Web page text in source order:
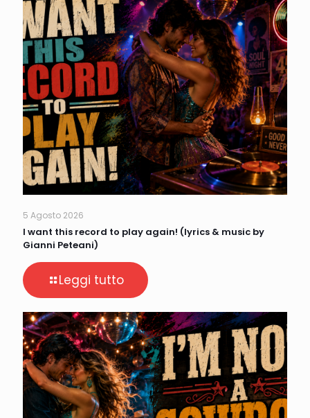
5 Agosto 2026
I want this record to play again! (lyrics & music by
Gianni Peteani)
Leggi tutto